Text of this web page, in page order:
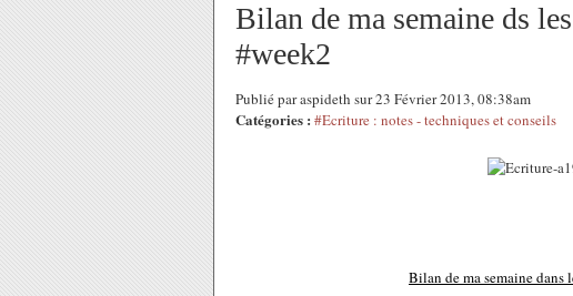
Bilan de ma semaine ds
#week2
Publié par aspideth sur 23 Février 2013, 08:38am
Catégories : #Ecriture : notes - techniques et conseils
Bilan de ma semaine dans